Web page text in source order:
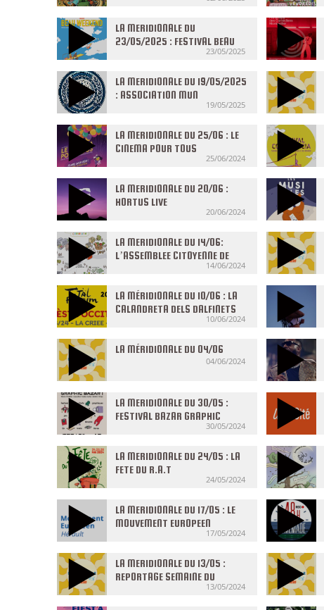
LA MERIDIONALE DU
23/05/2025 : FESTIVAL BEAU
23/05/2025
LA MERIDIONALE DU 19/05/2025
: ASSOCIATION MUN
19/05/2025
LA MERIDIONALE DU 25/06 : LE
CINEMA POUR TOUS
25/06/2024
LA MERIDIONALE DU 20/06 :
HORTUS LIVE
20/06/2024
LA MERIDIONALE DU 14/06:
L’ASSEMBLEE CITOYENNE DE
14/06/2024
LA MÉRIDIONALE DU 10/06 : LA
CALANDRETA DELS DALFINETS
10/06/2024
LA MÉRIDIONALE DU 04/06
04/06/2024
LA MERIDIONALE DU 30/05 :
FESTIVAL BAZAR GRAPHIC
30/05/2024
LA MERIDIONALE DU 24/05 : LA
FETE DU R.A.T
24/05/2024
LA MERIDIONALE DU 17/05 : LE
MOUVEMENT EUROPEEN
17/05/2024
LA MERIDIONALE DU 13/05 :
REPORTAGE SEMAINE DU
13/05/2024